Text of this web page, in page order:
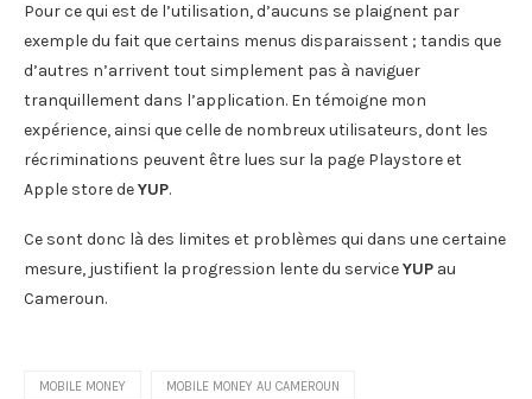
Pour ce qui est de l’utilisation, d’aucuns se plaignent par
exemple du fait que certains menus disparaissent ; tandis que
d’autres n’arrivent tout simplement pas à naviguer
tranquillement dans l’application. En témoigne mon
expérience, ainsi que celle de nombreux utilisateurs, dont les
récriminations peuvent être lues sur la page Playstore et
Apple store deYUP.
Ce sont donc là des limites et problèmes qui dans une certaine
mesure, justifient la progression lente du serviceYUP au
Cameroun.
MOBILE MONEY MOBILE MONEY AU CAMEROUN